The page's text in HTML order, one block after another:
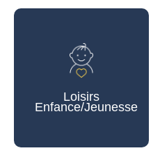
Loisirs
Enfance/Jeunesse